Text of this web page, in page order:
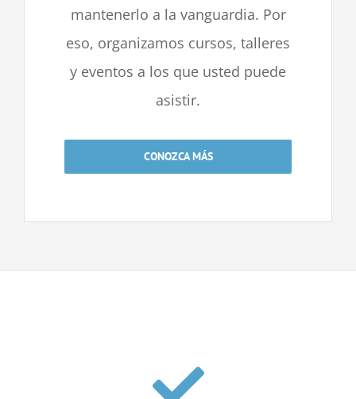
mantenerlo a la vanguardia. Por
eso, organizamos cursos, talleres
y eventos a los que usted puede
asistir.
CONOZCA MÁS